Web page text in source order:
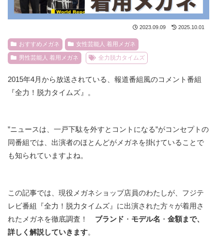
2023.09.09 2025.10.01
おすすめメガネ
女性芸能人 着用メガネ
男性芸能人 着用メガネ
全力脱力タイムズ
2015年4月から放送されている、報道番組風のコメント番組
『全力！脱力タイムズ』。
”ニュースは、一戸下駄を外すとコントになる”がコンセプトの
同番組では、出演者のほとんどがメガネを掛けていることで
も知られていますよね。
この記事では、現役メガネショップ店員のわたしが、フジテ
レビ番組『全力！脱力タイムズ』に出演された方々が着用さ
れたメガネを徹底調査！ ブランド ・ モデル名 ・ 金額まで、
詳しく解説していきます。